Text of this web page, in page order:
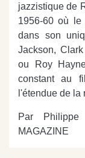
jazzistique de
1956-60 où le
dans son
Jackson,
ou Roy
constant au
l'étendue de la
Par Philippe
MAGAZINE